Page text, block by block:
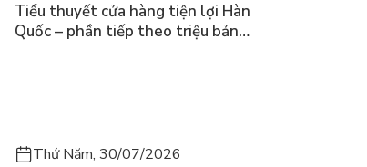
Tiểu thuyết cửa hàng tiện lợi Hàn
Quốc – phần tiếp theo triệu bản
Thứ Năm, 30/07/2026